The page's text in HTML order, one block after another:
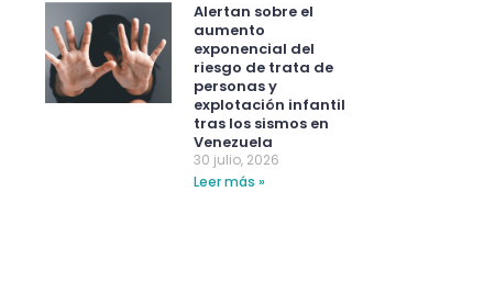
Alertan sobre el
aumento
exponencial del
riesgo de trata de
personas y
explotación infantil
tras los sismos en
Venezuela
30 julio, 2026
Leer más »